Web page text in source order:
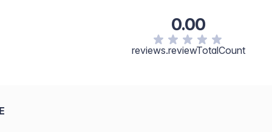
0.00
reviews.reviewTotalCount